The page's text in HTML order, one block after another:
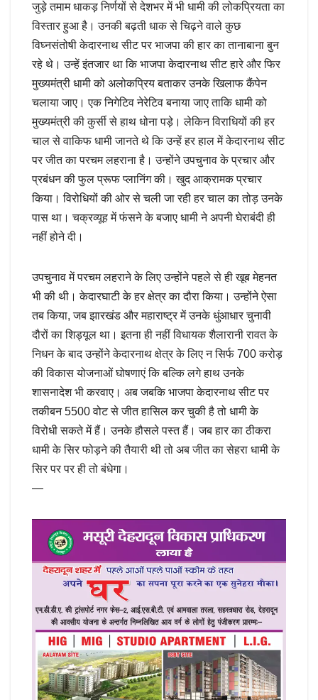
जुड़े तमाम धाकड़ निर्णयों से देशभर में भी धामी की लोकप्रियता का
विस्तार हुआ है। उनकी बढ़ती धाक से चिढ़ने वाले कुछ
विघ्नसंतोषी केदारनाथ सीट पर भाजपा की हार का तानाबाना बुन
रहे थे। उन्हें इंतजार था कि भाजपा केदारनाथ सीट हारे और फिर
मुख्यमंत्री धामी को अलोकप्रिय बताकर उनके खिलाफ कैंपेन
चलाया जाए। एक निगेटिव नेरेटिव बनाया जाए ताकि धामी को
मुख्यमंत्री की कुर्सी से हाथ धोना पड़े। लेकिन विराधियों की हर
चाल से वाकिफ धामी जानते थे कि उन्हें हर हाल में केदारनाथ सीट
पर जीत का परचम लहराना है। उन्होंने उपचुनाव के प्रचार और
प्रबंधन की फुल प्रूफ प्लानिंग की। खुद आक्रामक प्रचार
किया। विरोधियों की ओर से चली जा रही हर चाल का तोड़ उनके
पास था। चक्रव्यूह में फंसने के बजाए धामी ने अपनी घेराबंदी ही
नहीं होने दी।
उपचुनाव में परचम लहराने के लिए उन्होंने पहले से ही खूब मेहनत
भी की थी। केदारघाटी के हर क्षेत्र का दौरा किया। उन्होंने ऐसा
तब किया, जब झारखंड और महाराष्ट्र में उनके धुंआधार चुनावी
दौरों का शिड्यूल था। इतना ही नहीं विधायक शैलारानी रावत के
निधन के बाद उन्होंने केदारनाथ क्षेत्र के लिए न सिर्फ 700 करोड़
की विकास योजनाओं घोषणाएं कि बल्कि लगे हाथ उनके
शासनादेश भी करवाए। अब जबकि भाजपा केदारनाथ सीट पर
तकीबन 5500 वोट से जीत हासिल कर चुकी है तो धामी के
विरोधी सकते में हैं। उनके हौसले पस्त हैं। जब हार का ठीकरा
धामी के सिर फोड़ने की तैयारी थी तो अब जीत का सेहरा धामी के
सिर पर पर ही तो बंधेगा।
—